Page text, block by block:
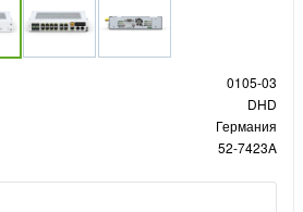
0105-03
DHD
Германия
52-7423A